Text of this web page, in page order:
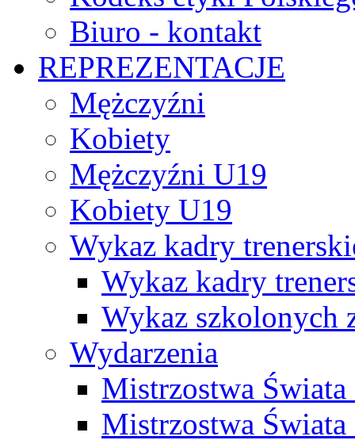
Biuro - kontakt
REPREZENTACJE
Mężczyźni
Kobiety
Mężczyźni U19
Kobiety U19
Wykaz kadry
Wykaz kadry
Wykaz szkolonych
Wydarzenia
Mistrzostwa
Mistrzostwa